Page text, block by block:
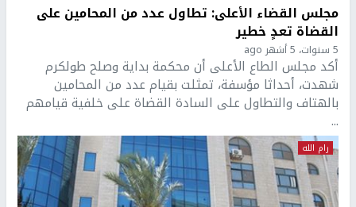
مجلس القضاء الأعلى: تطاول عدد من المحامين على
القضاة تعدٍ خطير
5 سنوات، 5 أشهر ago
أكد مجلس الطاع الأعلى أن محكمة بداية وصلح طولكرم
شهدت، أحداثا مؤسفة، تمثلت بقيام عدد من المحامين
بالهتاف والتطاول على السادة القضاة على خلفية قيامهم
...
رام الله